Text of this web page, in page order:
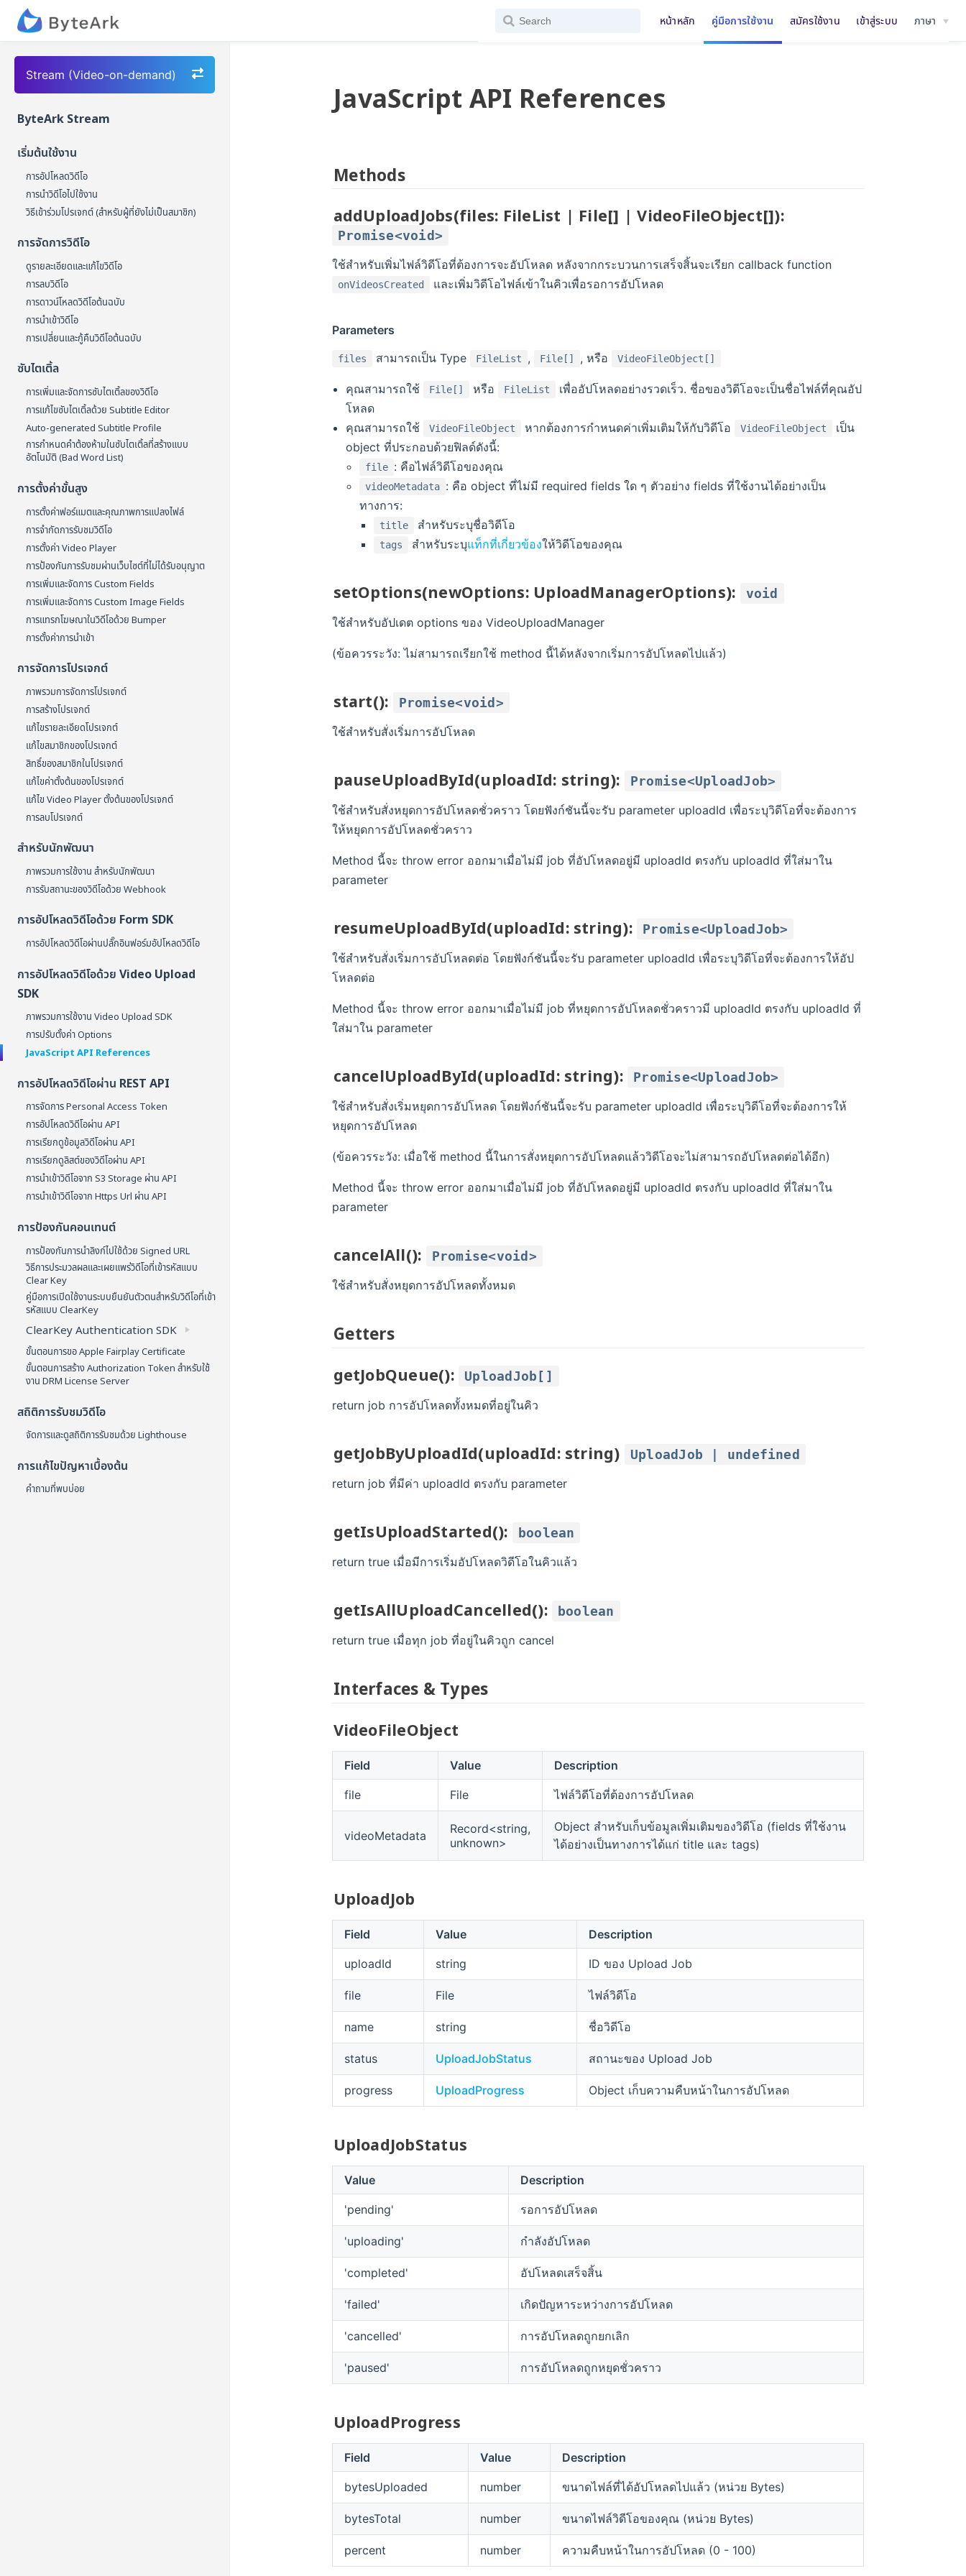
หน้าหลัก คู่มือการใช้งาน สมัครใช้งาน เข้าสู่ระบบ ภาษา
Stream (Video-on-demand)
ByteArk Stream
เริ่มต้นใช้งาน
การอัปโหลดวิดีโอ
การนำวิดีโอไปใช้งาน
วิธีเข้าร่วมโปรเจกต์ (สำหรับผู้ที่ยังไม่เป็นสมาชิก)
การจัดการวิดีโอ
ดูรายละเอียดและแก้ไขวิดีโอ
การลบวิดีโอ
การดาวน์โหลดวิดีโอต้นฉบับ
การนำเข้าวิดีโอ
การเปลี่ยนและกู้คืนวิดีโอต้นฉบับ
ซับไตเติ้ล
การเพิ่มและจัดการซับไตเติ้ลของวิดีโอ
การแก้ไขซับไตเติ้ลด้วย Subtitle Editor
Auto-generated Subtitle Profile
การกำหนดคำต้องห้ามในซับไตเติ้ลที่สร้างแบบ
อัตโนมัติ (Bad Word List)
การตั้งค่าขั้นสูง
การตั้งค่าฟอร์แมตและคุณภาพการแปลงไฟล์
การจำกัดการรับชมวิดีโอ
การตั้งค่า Video Player
การป้องกันการรับชมผ่านเว็บไซต์ที่ไม่ได้รับอนุญาต
การเพิ่มและจัดการ Custom Fields
การเพิ่มและจัดการ Custom Image Fields
การแทรกโฆษณาในวิดีโอด้วย Bumper
การตั้งค่าการนำเข้า
การจัดการโปรเจกต์
ภาพรวมการจัดการโปรเจกต์
การสร้างโปรเจกต์
แก้ไขรายละเอียดโปรเจกต์
แก้ไขสมาชิกของโปรเจกต์
สิทธิ์ของสมาชิกในโปรเจกต์
แก้ไขค่าตั้งต้นของโปรเจกต์
แก้ไข Video Player ตั้งต้นของโปรเจกต์
การลบโปรเจกต์
สำหรับนักพัฒนา
ภาพรวมการใช้งาน สำหรับนักพัฒนา
การรับสถานะของวิดีโอด้วย Webhook
การอัปโหลดวิดีโอด้วย Form SDK
การอัปโหลดวิดีโอผ่านปลั๊กอินฟอร์มอัปโหลดวิดีโอ
การอัปโหลดวิดีโอด้วย Video Upload
SDK
ภาพรวมการใช้งาน Video Upload SDK
การปรับตั้งค่า Options
JavaScript API References
การอัปโหลดวิดีโอผ่าน REST API
การจัดการ Personal Access Token
การอัปโหลดวิดีโอผ่าน API
การเรียกดูข้อมูลวิดีโอผ่าน API
การเรียกดูลิสต์ของวิดีโอผ่าน API
การนำเข้าวิดีโอจาก S3 Storage ผ่าน API
การนำเข้าวิดีโอจาก Https Url ผ่าน API
การป้องกันคอนเทนต์
การป้องกันการนำลิงก์ไปใช้ด้วย Signed URL
วิธีการประมวลผลและเผยแพร่วิดีโอที่เข้ารหัสแบบ
Clear Key
คู่มือการเปิดใช้งานระบบยืนยันตัวตนสำหรับวิดีโอที่เข้า
รหัสแบบ ClearKey
ClearKey Authentication SDK
ขั้นตอนการขอ Apple Fairplay Certificate
ขั้นตอนการสร้าง Authorization Token สำหรับใช้
งาน DRM License Server
สถิติการรับชมวิดีโอ
จัดการและดูสถิติการรับชมด้วย Lighthouse
การแก้ไขปัญหาเบื้องต้น
คำถามที่พบบ่อย
JavaScript API References
Methods
addUploadJobs(files: FileList | File[] | VideoFileObject[]):
Promise<void>
ใช้สำหรับเพิ่มไฟล์วิดีโอที่ต้องการจะอัปโหลด หลังจากกระบวนการเสร็จสิ้นจะเรียก callback function
onVideosCreated และเพิ่มวิดีโอไฟล์เข้าในคิวเพื่อรอการอัปโหลด
Parameters
files สามารถเป็น Type FileList , File[] , หรือ VideoFileObject[]
คุณสามารถใช้ File[] หรือ FileList
เพื่ออัปโหลดอย่างรวดเร็ว. ชื่อของวิดีโอจะเป็นชื่อไฟล์ที่คุณอัป
โหลด
คุณสามารถใช้
VideoFileObject หากต้องการกำหนดค่าเพิ่มเติมให้กับวิดีโอ VideoFileObject
เป็น
object ที่ประกอบด้วยฟิลด์ดังนี้:
file : คือไฟล์วิดีโอของคุณ
videoMetadata : คือ object ที่ไม่มี required fields ใด ๆ ตัวอย่าง fields ที่ใช้งานได้อย่างเป็น
ทางการ:
title สำหรับระบุชื่อวิดีโอ
tags สำหรับระบุแท็กที่เกี่ยวข้องให้วิดีโอของคุณ
setOptions(newOptions: UploadManagerOptions): void
ใช้สำหรับอัปเดต options ของ VideoUploadManager
(ข้อควรระวัง: ไม่สามารถเรียกใช้ method นี้ได้หลังจากเริ่มการอัปโหลดไปแล้ว)
start(): Promise<void>
ใช้สำหรับสั่งเริ่มการอัปโหลด
pauseUploadById(uploadId: string): Promise<UploadJob>
ใช้สำหรับสั่งหยุดการอัปโหลดชั่วคราว โดยฟังก์ชันนี้จะรับ parameter uploadId เพื่อระบุวิดีโอที่จะต้องการ
ให้หยุดการอัปโหลดชั่วคราว
Method นี้จะ throw error ออกมาเมื่อไม่มี job ที่อัปโหลดอยู่มี uploadId ตรงกับ uploadId ที่ใส่มาใน
parameter
resumeUploadById(uploadId: string): Promise<UploadJob>
ใช้สำหรับสั่งเริ่มการอัปโหลดต่อ โดยฟังก์ชันนี้จะรับ parameter uploadId เพื่อระบุวิดีโอที่จะต้องการให้อัป
โหลดต่อ
Method นี้จะ throw error ออกมาเมื่อไม่มี job ที่หยุดการอัปโหลดชั่วคราวมี uploadId ตรงกับ uploadId ที่
ใส่มาใน parameter
cancelUploadById(uploadId: string): Promise<UploadJob>
ใช้สำหรับสั่งเริ่มหยุดการอัปโหลด โดยฟังก์ชันนี้จะรับ parameter uploadId เพื่อระบุวิดีโอที่จะต้องการให้
หยุดการอัปโหลด
(ข้อควรระวัง: เมื่อใช้ method นี้ในการสั่งหยุดการอัปโหลดแล้ววิดีโอจะไม่สามารถอัปโหลดต่อได้อีก)
Method นี้จะ throw error ออกมาเมื่อไม่มี job ที่อัปโหลดอยู่มี uploadId ตรงกับ uploadId ที่ใส่มาใน
parameter
cancelAll(): Promise<void>
ใช้สำหรับสั่งหยุดการอัปโหลดทั้งหมด
Getters
getJobQueue(): UploadJob[]
return job การอัปโหลดทั้งหมดที่อยู่ในคิว
getJobByUploadId(uploadId: string) UploadJob | undefined
return job ที่มีค่า uploadId ตรงกับ parameter
getIsUploadStarted(): boolean
return true เมื่อมีการเริ่มอัปโหลดวิดีโอในคิวแล้ว
getIsAllUploadCancelled(): boolean
return true เมื่อทุก job ที่อยู่ในคิวถูก cancel
Interfaces & Types
VideoFileObject
Field Value Description
file File ไฟล์วิดีโอที่ต้องการอัปโหลด
videoMetadata
Record<string,
unknown>
Object สำหรับเก็บข้อมูลเพิ่มเติมของวิดีโอ (fields ที่ใช้งาน
ได้อย่างเป็นทางการได้แก่ title และ tags)
UploadJob
Field Value Description
uploadId string ID ของ Upload Job
file File ไฟล์วิดีโอ
name string ชื่อวิดีโอ
status UploadJobStatus สถานะของ Upload Job
progress UploadProgress Object เก็บความคืบหน้าในการอัปโหลด
UploadJobStatus
Value Description
'pending' รอการอัปโหลด
'uploading' กำลังอัปโหลด
'completed' อัปโหลดเสร็จสิ้น
'failed' เกิดปัญหาระหว่างการอัปโหลด
'cancelled' การอัปโหลดถูกยกเลิก
'paused' การอัปโหลดถูกหยุดชั่วคราว
UploadProgress
Field Value Description
bytesUploaded number ขนาดไฟล์ที่ได้อัปโหลดไปแล้ว (หน่วย Bytes)
bytesTotal number ขนาดไฟล์วิดีโอของคุณ (หน่วย Bytes)
percent number ความคืบหน้าในการอัปโหลด (0 - 100)